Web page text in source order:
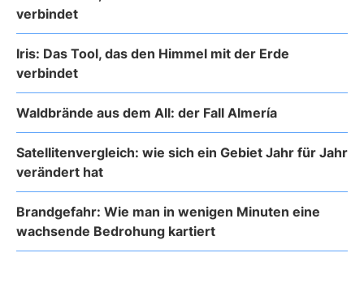
verbindet
Iris: Das Tool, das den Himmel mit der Erde
verbindet
Waldbrände aus dem All: der Fall Almería
Satellitenvergleich: wie sich ein Gebiet Jahr für Jahr
verändert hat
Brandgefahr: Wie man in wenigen Minuten eine
wachsende Bedrohung kartiert